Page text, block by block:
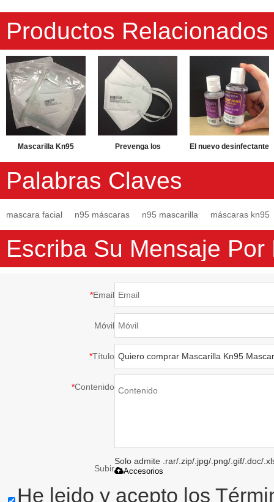
Productos Relacionados
Mascarilla Kn95
N95 Mascarilla anti
contaminación del aire
Mascarilla facial
Prevenga los
de seguridad de la
saliva Máscara facial
de respiración
reutilizable plegable
Ffp2 Máscara EN 149
El nuevo desinfectante
ml mata los gérmenes
gel desinfectante para
manos instantáneo
Palabras Claves
mascara facial n95 máscaras n95 mascarilla máscaras kn95
Escriba Su Mensaje Por
*Email
Móvil
*Título
*Contenido
Subir
Solo admite .rar/.zip/.jpg/.png/.gif/.doc/
Accesorios
He leido y acepto los